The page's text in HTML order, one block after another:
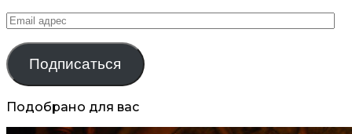
Email
Подписаться
Подобрано для вас